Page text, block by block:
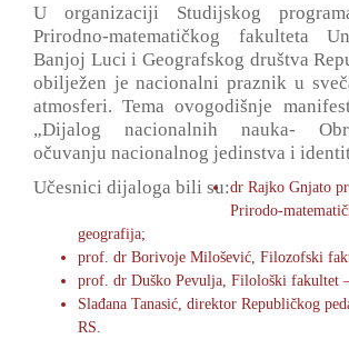
U organizaciji Studijskog
Prirodno-matematičkog fakulteta
Banjoj Luci i Geografskog društva
obilježen je nacionalni praznik u
atmosferi. Tema ovogodišnje
„Dijalog nacionalnih nauka-
očuvanju nacionalnog jedinstva i
Učesnici dijaloga bili su:dr Rajko Gnjato
Prirodo-
geografija;
prof. dr Borivoje Milošević, Filozofski
prof. dr Duško Pevulja, Filološki fakultet
Slađana Tanasić, direktor Republičkog
RS.